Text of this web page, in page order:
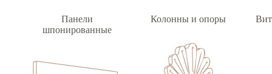
Панели
шпонированные
Колонны и опоры